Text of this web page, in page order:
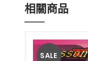
相關商品
SALE